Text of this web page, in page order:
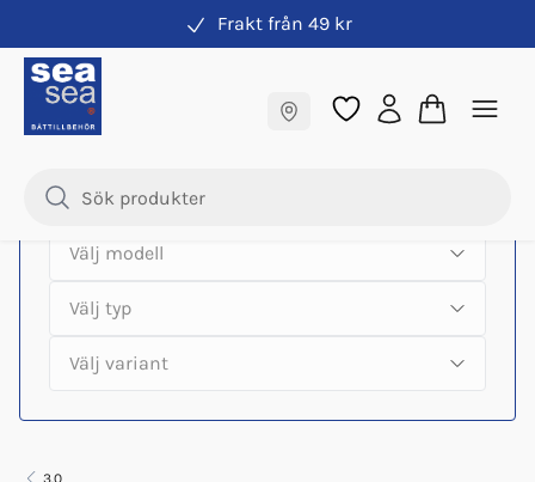
Frakt från 49 kr
Samma pris online & i butik
Hitta rätt produkter till din båtmotor
3.0